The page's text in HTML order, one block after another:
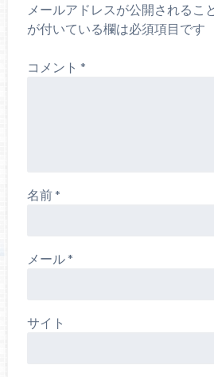
メールアドレスが公開されるこ
が付いている欄は必須項目です
コメント *
名前*
メール*
サイト